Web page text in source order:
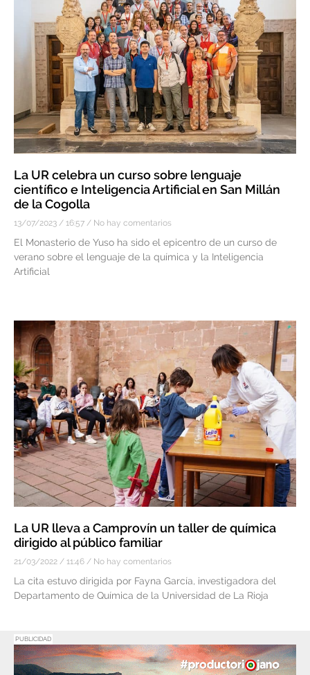
La UR celebra un curso sobre lenguaje
científico e Inteligencia Artificial en San Millán
de la Cogolla
13/07/2023 16:57 No hay comentarios
El Monasterio de Yuso ha sido el epicentro de un curso de
verano sobre el lenguaje de la química y la Inteligencia
Artificial
La UR lleva a Camprovín un taller de química
dirigido al público familiar
21/03/2022 11:46 No hay comentarios
La cita estuvo dirigida por Fayna García, investigadora del
Departamento de Química de la Universidad de La Rioja
PUBLICIDAD